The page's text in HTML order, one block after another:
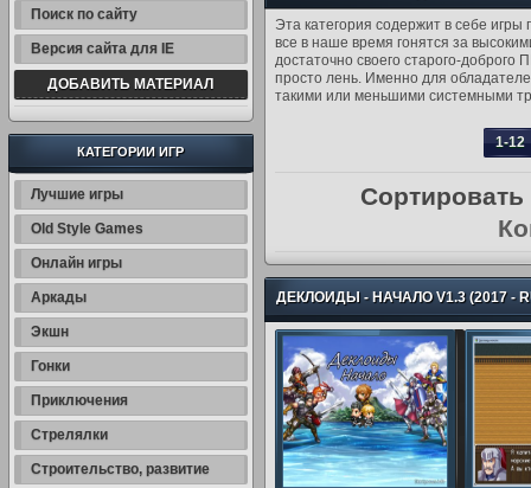
Эта категория содержит в себе
все в наше время гонятся за
достаточно своего старого-доброго
просто лень. Именно для
такими или меньшими системными
1-12
ДЕКЛОИДЫ - НАЧАЛО V1.3 (2017 -
Поиск по сайту
Версия сайта для IE
ДОБАВИТЬ МАТЕРИАЛ
КАТЕГОРИИ ИГР
Лучшие игры
Old Style Games
Онлайн игры
Аркады
Экшн
Гонки
Приключения
Стрелялки
Строительство, развитие